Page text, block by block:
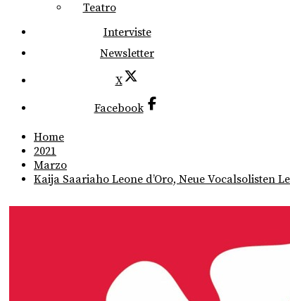
Teatro
Interviste
Newsletter
X
Facebook
Home
2021
Marzo
Kaija Saariaho Leone d’Oro, Neue Vocalsolisten